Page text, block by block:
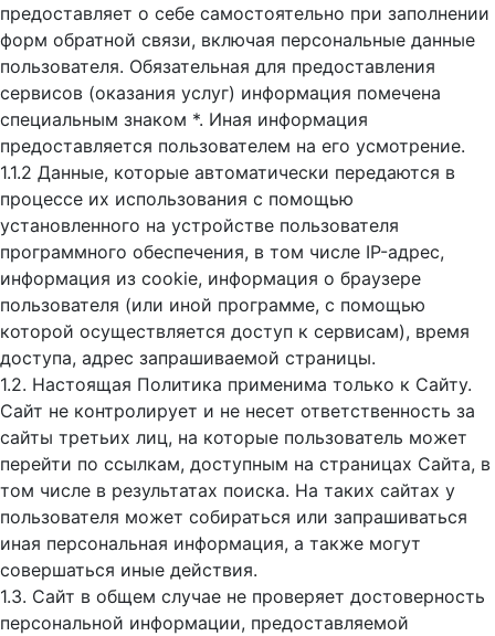
предоставляет о себе самостоятельно при заполнении
форм обратной связи, включая персональные данные
пользователя. Обязательная для предоставления
сервисов (оказания услуг) информация помечена
специальным знаком *. Иная информация
предоставляется пользователем на его усмотрение.
1.1.2 Данные, которые автоматически передаются в
процессе их использования с помощью
установленного на устройстве пользователя
программного обеспечения, в том числе IP-адрес,
информация из cookie, информация о браузере
пользователя (или иной программе, с помощью
которой осуществляется доступ к cервисам), время
доступа, адрес запрашиваемой страницы.
1.2. Настоящая Политика применима только к Сайту.
Сайт не контролирует и не несет ответственность за
сайты третьих лиц, на которые пользователь может
перейти по ссылкам, доступным на страницах Сайта, в
том числе в результатах поиска. На таких сайтах у
пользователя может собираться или запрашиваться
иная персональная информация, а также могут
совершаться иные действия.
1.3. Сайт в общем случае не проверяет достоверность
персональной информации, предоставляемой